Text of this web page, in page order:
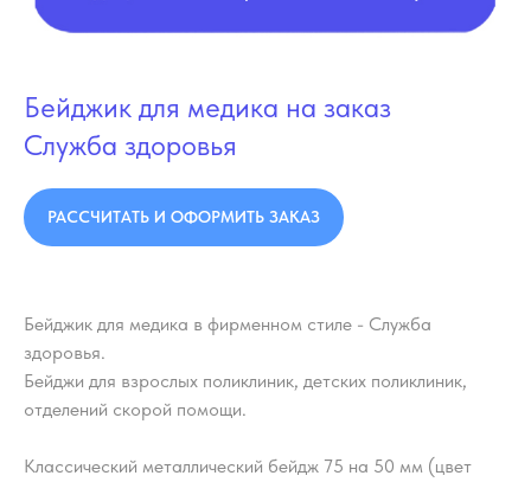
Бейджик для медика на заказ
Служба здоровья
РАССЧИТАТЬ И ОФОРМИТЬ ЗАКАЗ
Бейджик для медика в фирменном стиле - Служба
здоровья.
Бейджи для взрослых поликлиник, детских поликлиник,
отделений скорой помощи.
Классический металлический бейдж 75 на 50 мм (цвет